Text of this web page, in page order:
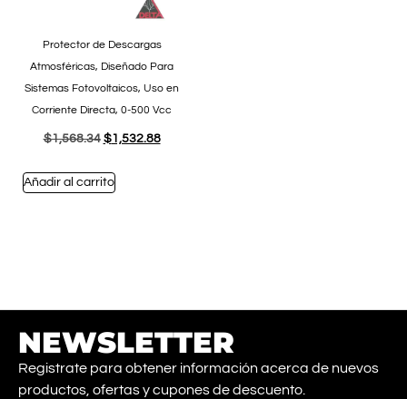
Protector de Descargas
Atmosféricas, Diseñado Para
Sistemas Fotovoltaicos, Uso en
Corriente Directa, 0-500 Vcc
$1,568.34 $1,532.88
Añadir al carrito
NEWSLETTER
Registrate para obtener información acerca de nuevos
productos, ofertas y cupones de descuento.